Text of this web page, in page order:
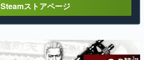
Steamストアページ